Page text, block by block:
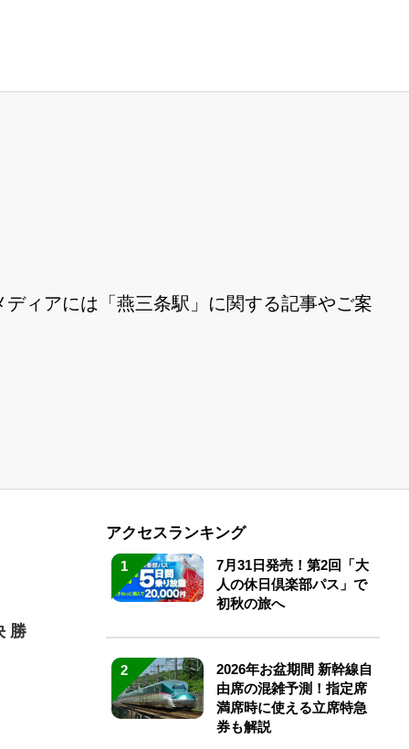
ィアには「燕三条駅」に関する記事やご案
勝
アクセスランキング
1
7月31日発売！第2回「大
人の休日倶楽部パス」で
初秋の旅へ
2
2026年お盆期間 新幹線自
由席の混雑予測！指定席
満席時に使える立席特急
券も解説